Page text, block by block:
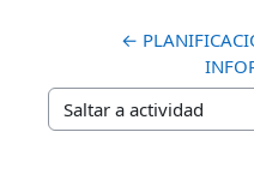
←
Saltar a actividad